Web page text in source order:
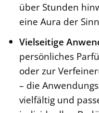
über Stunden
eine Aura der
Vielseitige
persönliches
oder zur
– die
vielfältig und